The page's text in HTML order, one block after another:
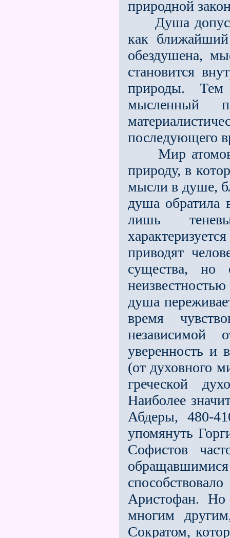
природной
Душа
как
обездушена,
становится
природы. Тем
мысленный
последующего
Мир атомов
природу, в
мысли в душе,
душа обратила
лишь
приводят
существа,
душа
время
уверенность и
(от духовного
греческой
Наиболее
Абдеры, 480-
упомянуть
Софистов
Аристофан.
многим
Сократом,